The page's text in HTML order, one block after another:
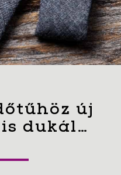
új
dukál…